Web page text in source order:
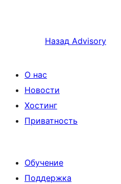
Назад Advisory
О нас
Новости
Хостинг
Приватность
Обучение
Поддержка